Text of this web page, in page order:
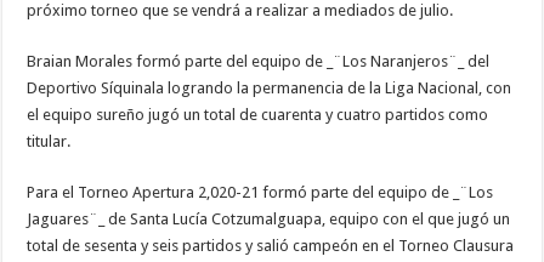
próximo torneo que se vendrá a realizar a mediados de julio.
Braian Morales formó parte del equipo de _¨Los Naranjeros¨_ del
Deportivo Síquinala logrando la permanencia de la Liga Nacional, con
el equipo sureño jugó un total de cuarenta y cuatro partidos como
titular.
Para el Torneo Apertura 2,020-21 formó parte del equipo de _¨Los
Jaguares¨_ de Santa Lucía Cotzumalguapa, equipo con el que jugó un
total de sesenta y seis partidos y salió campeón en el Torneo Clausura